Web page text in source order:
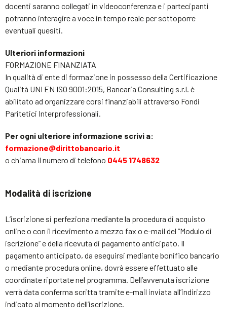
docenti saranno collegati in videoconferenza e i partecipanti
potranno interagire a voce in tempo reale per sottoporre
eventuali quesiti.
Ulteriori informazioni
FORMAZIONE FINANZIATA
In qualità di ente di formazione in possesso della Certificazione
Qualità UNI EN ISO 9001:2015, Bancaria Consulting s.r.l. è
abilitato ad organizzare corsi finanziabili attraverso Fondi
Paritetici Interprofessionali.
Per ogni ulteriore informazione scrivi a:
formazione@dirittobancario.it
o chiama il numero di telefono 0445 1748632
Modalità di iscrizione
L’iscrizione si perfeziona mediante la procedura di acquisto
online o con il ricevimento a mezzo fax o e-mail del “Modulo di
iscrizione” e della ricevuta di pagamento anticipato. Il
pagamento anticipato, da eseguirsi mediante bonifico bancario
o mediante procedura online, dovrà essere effettuato alle
coordinate riportate nel programma. Dell’avvenuta iscrizione
verrà data conferma scritta tramite e-mail inviata all’indirizzo
indicato al momento dell’iscrizione.